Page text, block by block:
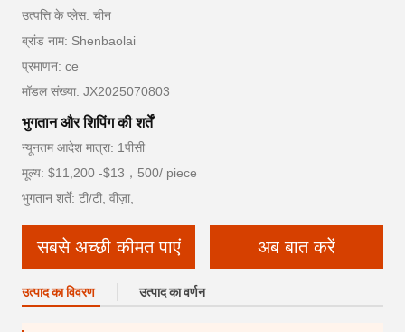
उत्पत्ति के प्लेस: चीन
ब्रांड नाम: Shenbaolai
प्रमाणन: ce
मॉडल संख्या: JX2025070803
भुगतान और शिपिंग की शर्तें
न्यूनतम आदेश मात्रा: 1पीसी
मूल्य: $11,200 -$13，500/ piece
भुगतान शर्तें: टी/टी, वीज़ा,
सबसे अच्छी कीमत पाएं अब बात करें
उत्पाद का विवरण उत्पाद का वर्णन